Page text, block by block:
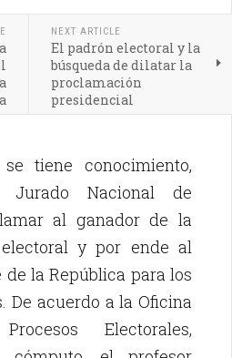
NEXT ARTICLE
El padrón electoral y la
búsqueda de dilatar la
proclamación
presidencial
tiene conocimiento,
Jurado Nacional de
al ganador de la
y por ende al
la República para los
De acuerdo a la Oficina
Electorales,